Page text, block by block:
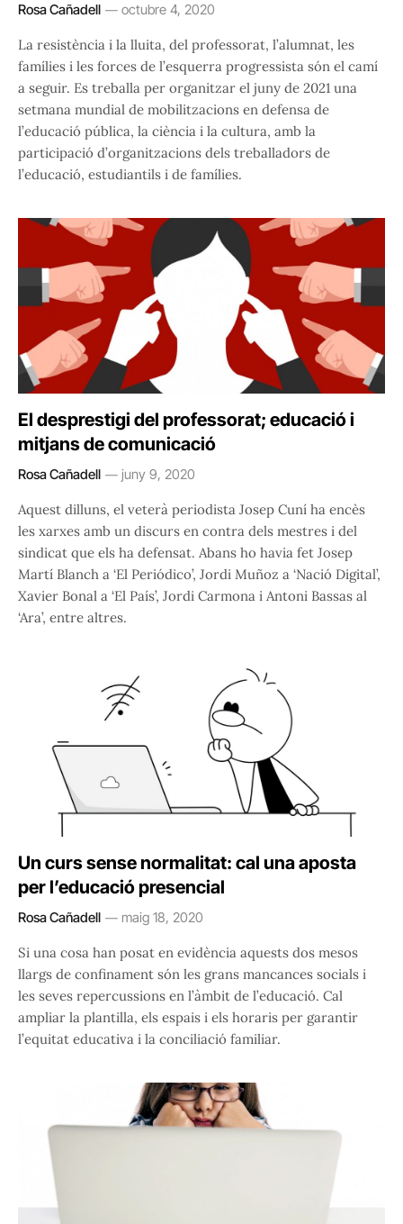
Rosa Cañadell octubre 4, 2020
La resistència i la lluita, del professorat, l’alumnat, les
famílies i les forces de l’esquerra progressista són el camí
a seguir. Es treballa per organitzar el juny de 2021 una
setmana mundial de mobilitzacions en defensa de
l’educació pública, la ciència i la cultura, amb la
participació d’organitzacions dels treballadors de
l’educació, estudiantils i de famílies.
El desprestigi del professorat; educació i
mitjans de comunicació
Rosa Cañadell juny 9, 2020
Aquest dilluns, el veterà periodista Josep Cuní ha encès
les xarxes amb un discurs en contra dels mestres i del
sindicat que els ha defensat. Abans ho havia fet Josep
Martí Blanch a ‘El Periódico’, Jordi Muñoz a ‘Nació Digital’,
Xavier Bonal a ‘El País’, Jordi Carmona i Antoni Bassas al
‘Ara’, entre altres.
Un curs sense normalitat: cal una aposta
per l’educació presencial
Rosa Cañadell maig 18, 2020
Si una cosa han posat en evidència aquests dos mesos
llargs de confinament són les grans mancances socials i
les seves repercussions en l’àmbit de l’educació. Cal
ampliar la plantilla, els espais i els horaris per garantir
l’equitat educativa i la conciliació familiar.